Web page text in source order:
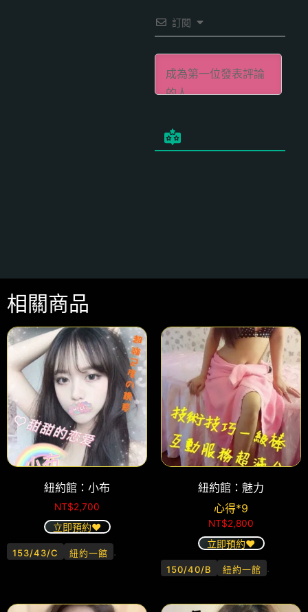
訂閱
相關商品
紐約館：小布
NT$2,700
立即預約❤️
153/43/C 紐約一館 .
紐約館：魅力
心得*9
NT$2,800
立即預約❤️
150/40/B 紐約一館 .